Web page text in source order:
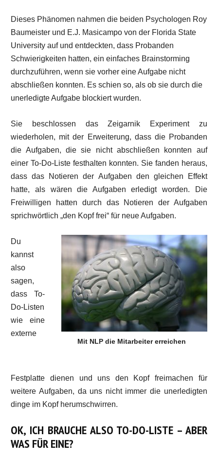
Dieses Phänomen nahmen die beiden Psychologen Roy
Baumeister und E.J. Masicampo von der Florida State
University auf und entdeckten, dass Probanden
Schwierigkeiten hatten, ein einfaches Brainstorming
durchzuführen, wenn sie vorher eine Aufgabe nicht
abschließen konnten. Es schien so, als ob sie durch die
unerledigte Aufgabe blockiert wurden.
Sie beschlossen das Zeigarnik Experiment zu
wiederholen, mit der Erweiterung, dass die Probanden
die Aufgaben, die sie nicht abschließen konnten auf
einer To-Do-Liste festhalten konnten. Sie fanden heraus,
dass das Notieren der Aufgaben den gleichen Effekt
hatte, als wären die Aufgaben erledigt worden. Die
Freiwilligen hatten durch das Notieren der Aufgaben
sprichwörtlich „den Kopf frei“ für neue Aufgaben.
Mit NLP die Mitarbeiter erreichen
Du
kannst
also
sagen,
dass To-
Do-Listen
wie eine
externe
Festplatte dienen und uns den Kopf freimachen für
weitere Aufgaben, da uns nicht immer die unerledigten
dinge im Kopf herumschwirren.
OK, ICH BRAUCHE ALSO TO-DO-LISTE – ABER
WAS FÜR EINE?